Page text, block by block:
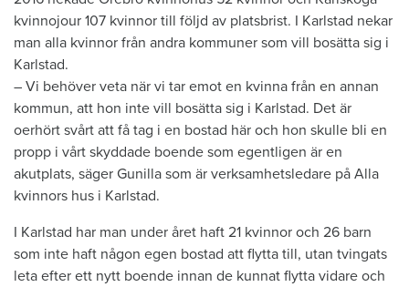
kvinnojour 107 kvinnor till följd av platsbrist. I Karlstad nekar
man alla kvinnor från andra kommuner som vill bosätta sig i
Karlstad.
– Vi behöver veta när vi tar emot en kvinna från en annan
kommun, att hon inte vill bosätta sig i Karlstad. Det är
oerhört svårt att få tag i en bostad här och hon skulle bli en
propp i vårt skyddade boende som egentligen är en
akutplats, säger Gunilla som är verksamhetsledare på Alla
kvinnors hus i Karlstad.
I Karlstad har man under året haft 21 kvinnor och 26 barn
som inte haft någon egen bostad att flytta till, utan tvingats
leta efter ett nytt boende innan de kunnat flytta vidare och